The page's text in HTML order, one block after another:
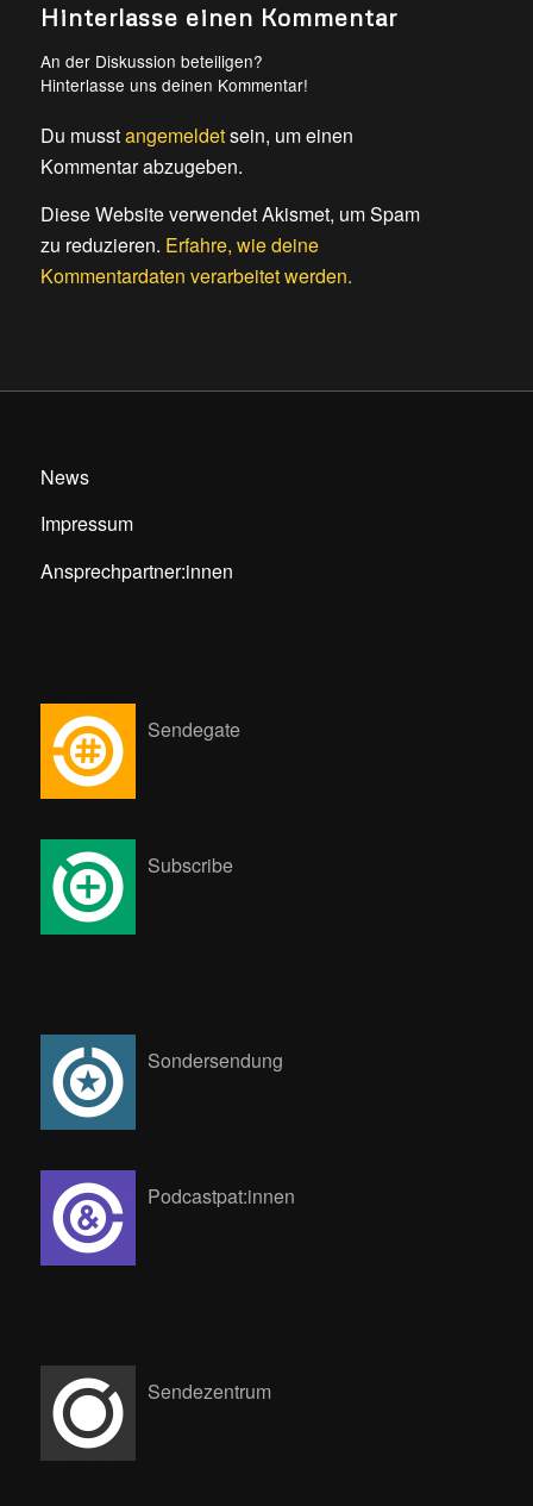
Hinterlasse einen Kommentar
An der Diskussion beteiligen?
Hinterlasse uns deinen Kommentar!
Du musstangemeldetsein, um einen
Kommentar abzugeben.
Diese Website verwendet Akismet, um Spam
zu reduzieren. Erfahre, wie deine
Kommentardaten verarbeitet werden.
News
Impressum
Ansprechpartner:innen
Sendegate
Subscribe
Sondersendung
Podcastpat:innen
Sendezentrum